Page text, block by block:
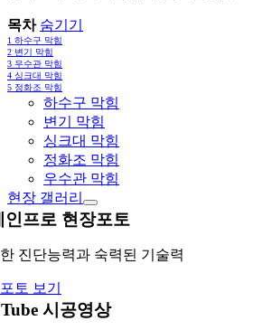
목차 숨기기
1 하수구 막힘
2 변기 막힘
3 우수관 막힘
4 싱크대 막힘
5 정화조 막힘
하수구 막힘
변기 막힘
싱크대 막힘
정화조 막힘
우수관 막힘
현장 갤러리
인프로 현장포토
진단능력과 숙력된 기술력
토 보기
시공영상